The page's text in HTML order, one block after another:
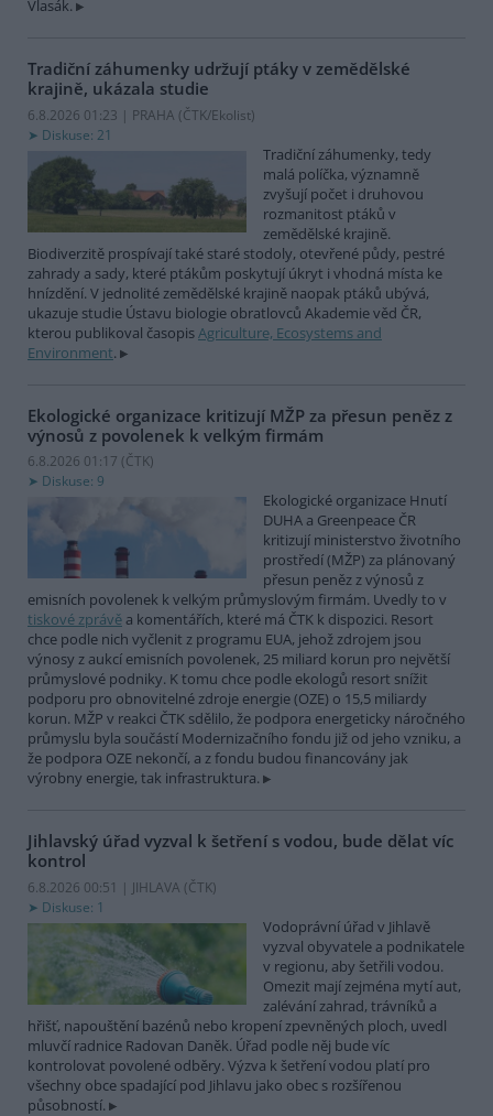
Vlasák.
Tradiční záhumenky udržují ptáky v zemědělské
krajině, ukázala studie
6.8.2026 01:23 | PRAHA (ČTK/Ekolist)
Diskuse: 21
Tradiční záhumenky, tedy
malá políčka, významně
zvyšují počet i druhovou
rozmanitost ptáků v
zemědělské krajině.
Biodiverzitě prospívají také staré stodoly, otevřené půdy, pestré
zahrady a sady, které ptákům poskytují úkryt i vhodná místa ke
hnízdění. V jednolité zemědělské krajině naopak ptáků ubývá,
ukazuje studie Ústavu biologie obratlovců Akademie věd ČR,
kterou publikoval časopisAgriculture, Ecosystems and
Environment.
Ekologické organizace kritizují MŽP za přesun peněz z
výnosů z povolenek k velkým firmám
6.8.2026 01:17 (ČTK)
Diskuse: 9
Ekologické organizace Hnutí
DUHA a Greenpeace ČR
kritizují ministerstvo životního
prostředí (MŽP) za plánovaný
přesun peněz z výnosů z
emisních povolenek k velkým průmyslovým firmám. Uvedly to v
tiskové zprávě a komentářích, které má ČTK k dispozici. Resort
chce podle nich vyčlenit z programu EUA, jehož zdrojem jsou
výnosy z aukcí emisních povolenek, 25 miliard korun pro největší
průmyslové podniky. K tomu chce podle ekologů resort snížit
podporu pro obnovitelné zdroje energie (OZE) o 15,5 miliardy
korun. MŽP v reakci ČTK sdělilo, že podpora energeticky náročného
průmyslu byla součástí Modernizačního fondu již od jeho vzniku, a
že podpora OZE nekončí, a z fondu budou financovány jak
výrobny energie, tak infrastruktura.
Jihlavský úřad vyzval k šetření s vodou, bude dělat víc
kontrol
6.8.2026 00:51 | JIHLAVA (ČTK)
Diskuse: 1
Vodoprávní úřad v Jihlavě
vyzval obyvatele a podnikatele
v regionu, aby šetřili vodou.
Omezit mají zejména mytí aut,
zalévání zahrad, trávníků a
hřišť, napouštění bazénů nebo kropení zpevněných ploch, uvedl
mluvčí radnice Radovan Daněk. Úřad podle něj bude víc
kontrolovat povolené odběry. Výzva k šetření vodou platí pro
všechny obce spadající pod Jihlavu jako obec s rozšířenou
působností.